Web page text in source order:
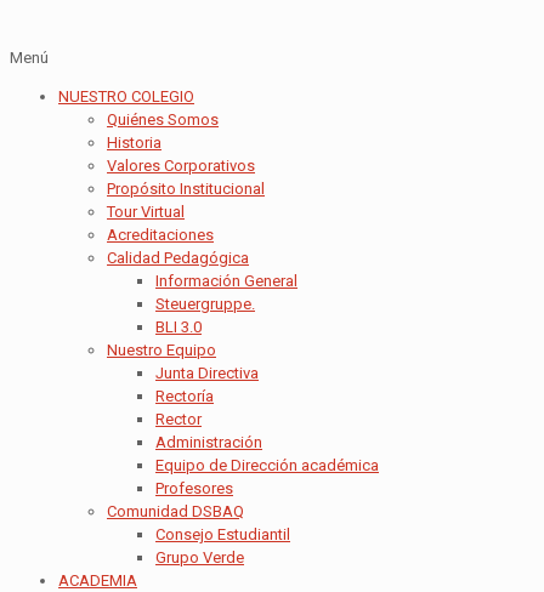
Menú
NUESTRO COLEGIO
Quiénes Somos
Historia
Valores Corporativos
Propósito Institucional
Tour Virtual
Acreditaciones
Calidad Pedagógica
Información General
Steuergruppe.
BLI 3.0
Nuestro Equipo
Junta Directiva
Rectoría
Rector
Administración
Equipo de Dirección académica
Profesores
Comunidad DSBAQ
Consejo Estudiantil
Grupo Verde
ACADEMIA